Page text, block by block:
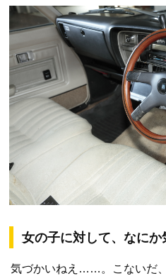
女の子に対して、なにか
気づかいねえ……。こないだ